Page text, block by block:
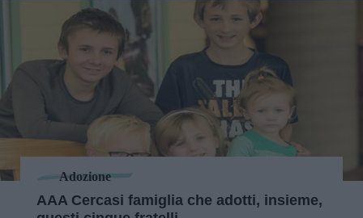
Adozione
AAA Cercasi famiglia che adotti, insieme,